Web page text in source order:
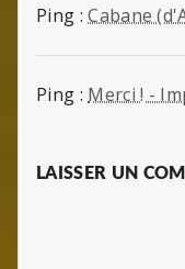
Ping :Cabane
Ping : Merci ! -
LAISSER UN